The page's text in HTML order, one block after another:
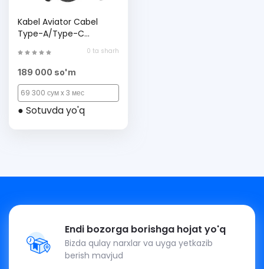
Kabel Aviator Cabel
Type-A/Type-C
Keychron Coiled Cable
Black
0 ta sharh
189 000 so'm
69 300 сум x 3 мес
● Sotuvda yo'q
Endi bozorga borishga hojat yo'q
Bizda qulay narxlar va uyga yetkazib
berish mavjud